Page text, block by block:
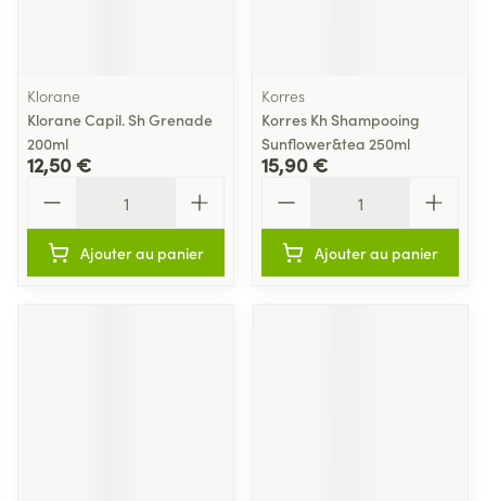
Klorane
Klorane Capil. Sh Grenade
200ml
12,50 €
Ajouter au panier
Korres
Korres Kh Shampooing
Sunflower&tea 250ml
15,90 €
Ajouter au panier